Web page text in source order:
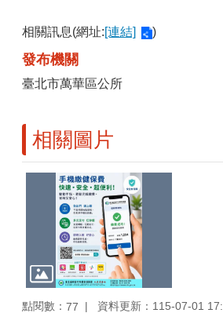
相關訊息(網址:[連結] )
發布機關
臺北市萬華區公所
相關圖片
點閱數： 77 資料更新：115-07-01